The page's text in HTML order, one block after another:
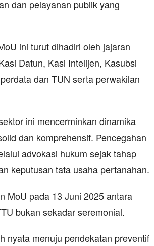
dan pelayanan publik yang
ini turut dihadiri oleh jajaran
Datun, Kasi Intelijen, Kasubsi
dan TUN serta perwakilan
ini mencerminkan dinamika
dan komprehensif. Pencegahan
advokasi hukum sejak tahap
keputusan tata usaha pertanahan.
MoU pada 13 Juni 2025 antara
bukan sekadar seremonial.
nyata menuju pendekatan preventif